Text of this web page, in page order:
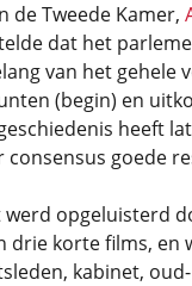
de Tweede Kamer,
dat het
van het gehele
(begin) en
heeft
consensus goede
opgeluisterd
drie korte films, en
kabinet, oud-